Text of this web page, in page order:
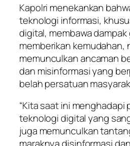
Kapolri menekankan
teknologi informasi,
digital, membawa
memberikan kemudahan,
memunculkan ancaman
dan misinformasi yang
belah persatuan
“Kita saat ini menghadapi
teknologi digital yang
juga memunculkan